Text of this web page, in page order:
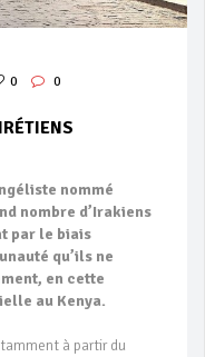
0 0
nommé
nombre d’Irakiens
par le biais
qu’ils ne
en cette
au Kenya.
à partir du